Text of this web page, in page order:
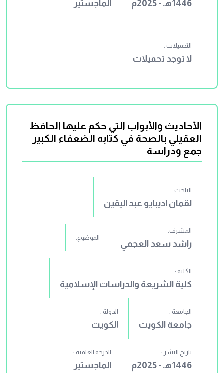
1446هـ - 2025م الماجستير
التحميلات :
لا توجد تحميلات
الأحاديث والأبواب التي حكم عليها الحافظ
العقيلي بالصحة في كتابه الضعفاء الكبير
جمع ودراسة
الباحث
لقمان اديبايو عبد اليقين
المشرف:
راشد سعد العجمي
الموضوع:
الكلية :
كلية الشريعة والدراسات الإسلامية
الجامعة :
جامعة الكويت
الدولة :
الكويت
تاريخ النشر :
1446هـ - 2025م
الدرجة العلمية :
الماجستير